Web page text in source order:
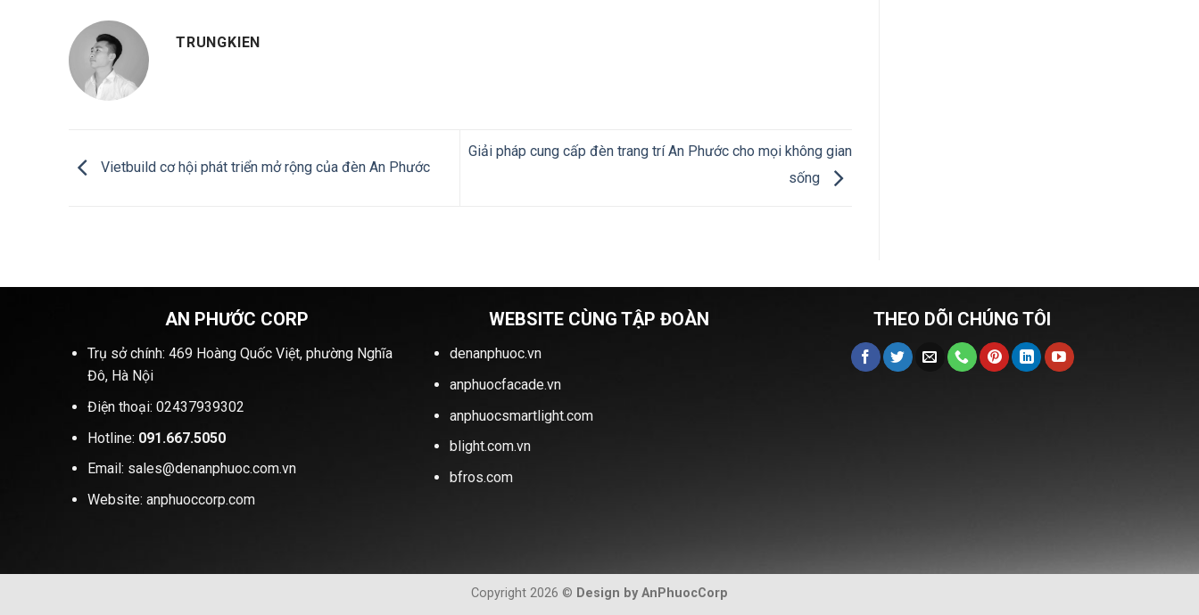
TRUNGKIEN
Vietbuild cơ hội phát triển mở rộng của đèn An Phước
Giải pháp cung cấp đèn trang trí An Phước cho mọi không gian
sống
AN PHƯỚC CORP
Trụ sở chính: 469 Hoàng Quốc Việt, phường Nghĩa
Đô, Hà Nội
Điện thoại: 02437939302
Hotline: 091.667.5050
Email: sales@denanphuoc.com.vn
Website: anphuoccorp.com
WEBSITE CÙNG TẬP ĐOÀN
denanphuoc.vn
anphuocfacade.vn
anphuocsmartlight.com
blight.com.vn
bfros.com
THEO DÕI CHÚNG TÔI
Copyright 2026 © Design by AnPhuocCorp